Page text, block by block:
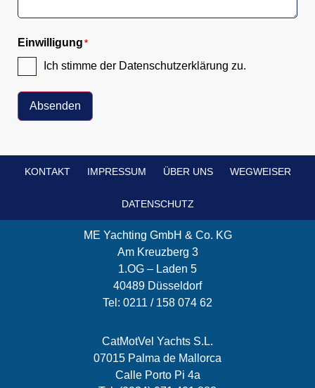
Einwilligung *
Ich stimme der Datenschutzerklärung zu.
Absenden
KONTAKT IMPRESSUM ÜBER UNS WEGWEISER
DATENSCHUTZ
ME Yachting GmbH & Co. KG
Am Kreuzberg 3
1.OG – Laden 5
40489 Düsseldorf
Tel: 0211 / 158 074 62
CatMotVel Yachts S.L.
07015 Palma de Mallorca
Calle Porto Pi 4a